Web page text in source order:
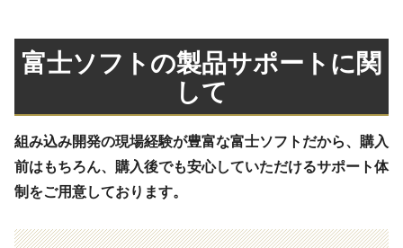
富士ソフトの製品サポートに関
して
組み込み開発の現場経験が豊富な富士ソフトだから、購入
前はもちろん、購入後でも安心していただけるサポート体
制をご用意しております。